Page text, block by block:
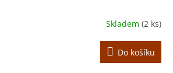
Skladem (2 ks)
Do košíku